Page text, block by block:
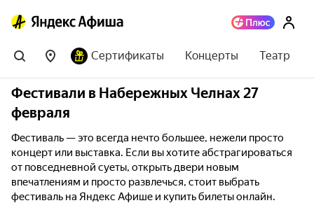
Сертификаты Концерты Театр
Фестивали в Набережных Челнах 27
февраля
Фестиваль — это всегда нечто большее, нежели просто
концерт или выставка. Если вы хотите абстрагироваться
от повседневной суеты, открыть двери новым
впечатлениям и просто развлечься, стоит выбрать
фестиваль на Яндекс Афише и купить билеты онлайн.